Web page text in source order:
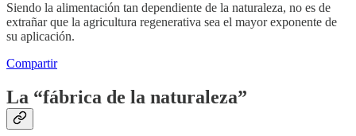
Siendo la alimentación tan dependiente de la naturaleza, no es de
extrañar que la agricultura regenerativa sea el mayor exponente de
su aplicación.
Compartir
La “fábrica de la naturaleza”